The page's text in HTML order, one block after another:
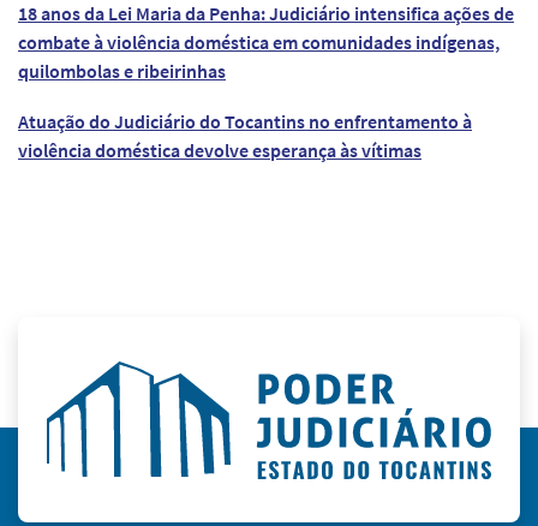
18 anos da Lei Maria da Penha: Judiciário intensifica ações de
combate à violência doméstica em comunidades indígenas,
quilombolas e ribeirinhas
Atuação do Judiciário do Tocantins no enfrentamento à
violência doméstica devolve esperança às vítimas